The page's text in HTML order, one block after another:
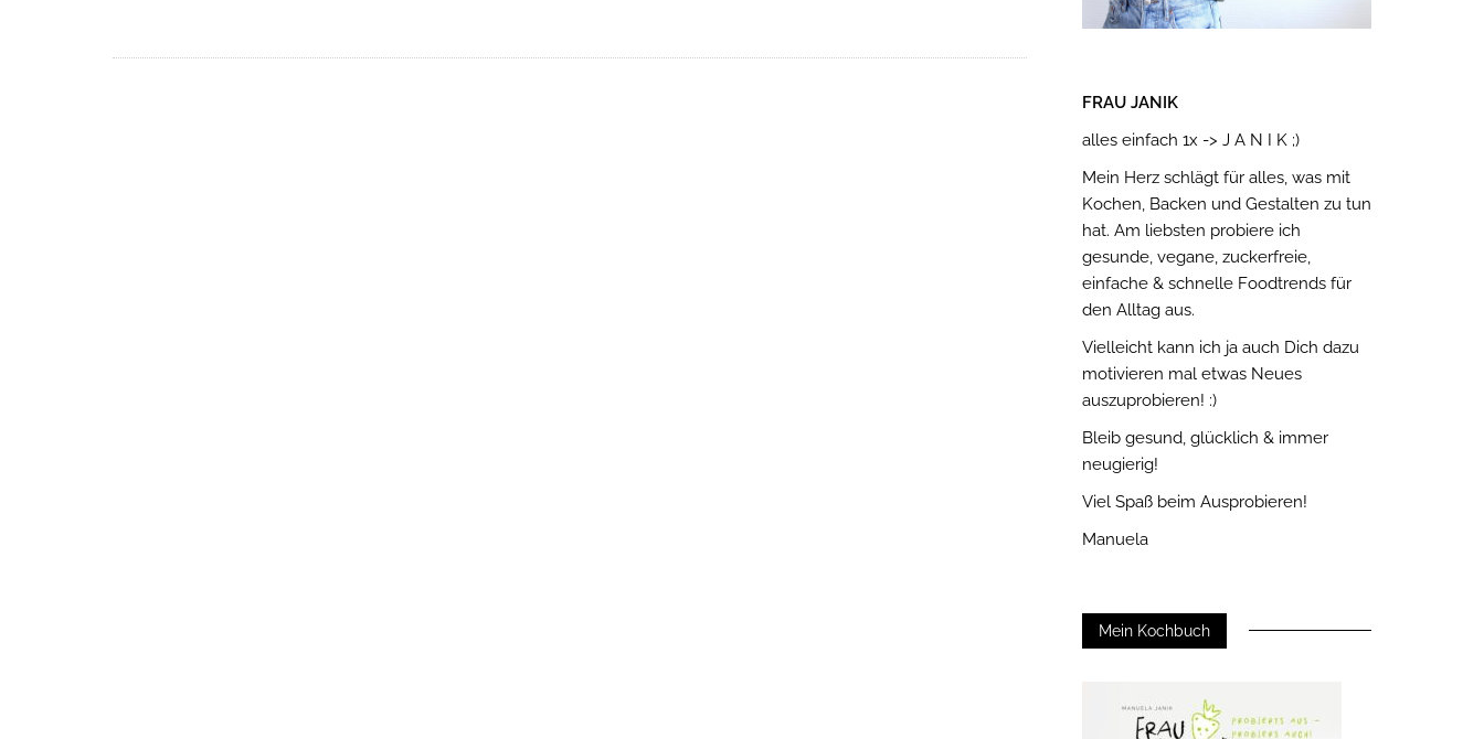
FRAU JANIK
alles einfach 1x -> J A N I K ;)
Mein Herz schlägt für alles, was mit
Kochen, Backen und Gestalten zu tun
hat. Am liebsten probiere ich
gesunde, vegane, zuckerfreie,
einfache & schnelle Foodtrends für
den Alltag aus.
Vielleicht kann ich ja auch Dich dazu
motivieren mal etwas Neues
auszuprobieren! :)
Bleib gesund, glücklich & immer
neugierig!
Viel Spaß beim Ausprobieren!
Manuela
Mein Kochbuch